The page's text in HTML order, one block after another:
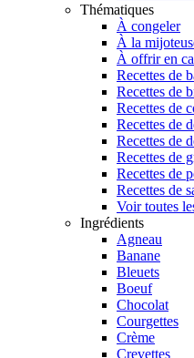
Thématiques
À congeler
À la
À offrir en
Recettes de
Recettes de
Recettes de
Recettes de
Recettes de
Recettes de
Recettes de
Recettes de
Voir toutes
Ingrédients
Agneau
Banane
Bleuets
Boeuf
Chocolat
Courgettes
Crème
Crevettes